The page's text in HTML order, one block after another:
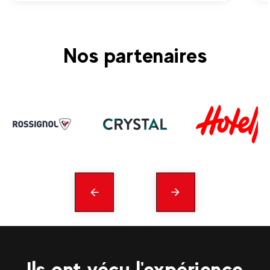
Nos partenaires
Précédent
En
savoir